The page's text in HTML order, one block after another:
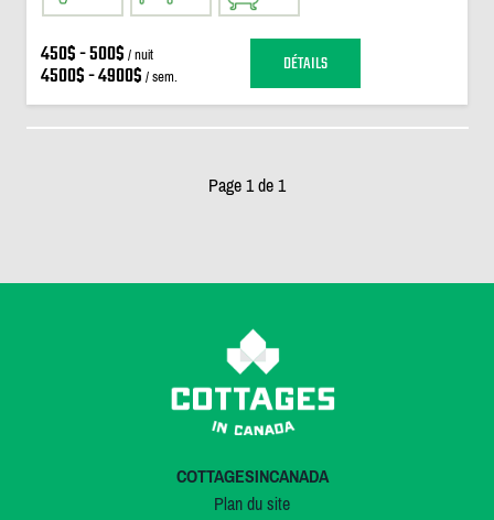
450$ - 500$ / nuit
4500$ - 4900$ / sem. DÉTAILS
Page 1 de 1
COTTAGESINCANADA
Plan du site